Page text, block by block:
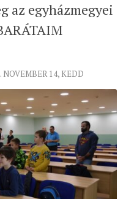
az egyházmegyei
NOVEMBER 14, KEDD